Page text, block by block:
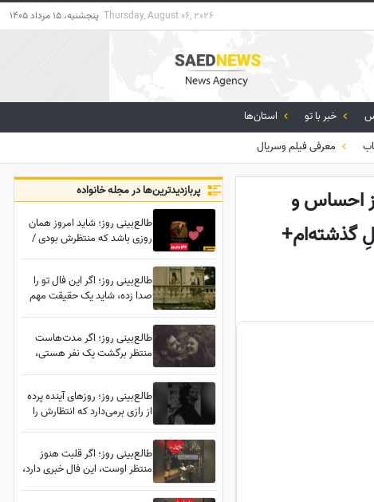
Thursday, August 06, 2026 پنجشنبه، 15 مرداد 1405
خبر با تو
استان‌ها
معرفی فیلم وسریال
احساس و
گذشته‌ام+
پربازدید‌ترین‌ها در مجله خانواده
طالع‌بینی روز؛ شاید امروز همان
روزی باشد که منتظرش بودی /
طالع‌بینی روز؛ اگر این فال تو را
صدا زده، شاید یک حقیقت مهم
فراموش کند
طالع‌بینی روز؛ اگر مدت‌هاست
منتظر برگشت یک نفر هستی،
نتوانسته فراموشت کند... /
پنج‌شنبه 25 تیر 1405
طالع‌بینی روز؛ روزهای آینده پرده
از رازی برمی‌دارد که انتظارش را
خواهد بود
طالع‌بینی روز؛ اگر قلبت هنوز
منتظر اوست، این فال خبری دارد،